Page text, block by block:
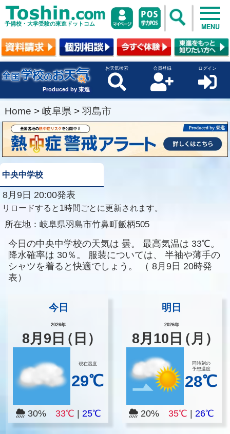
予備校・大学受験の東進ドットコム MENU
Produced by 東進
お天気検索 会員登録 ログイン
Home > 岐阜県 > 羽島市
中央中学校
8月9日 20:00発表
リロードすると1時間ごとに更新されます。
所在地： 岐阜県羽島市竹鼻町飯柄505
今日の中央中学校の天気は 曇。 最高気温は 33℃。
降水確率は 30％。 服装については、
半袖や薄手の
シャツを着ると快適でしょう。
（ 8月9日 20時発
表）
今日
2026年
8月 9 日（日）
現在温度
29℃
30% 33℃ 25℃
明日
2026年
8月 10 日（月）
同時刻の
予想温度
28℃
20%35℃ |26℃